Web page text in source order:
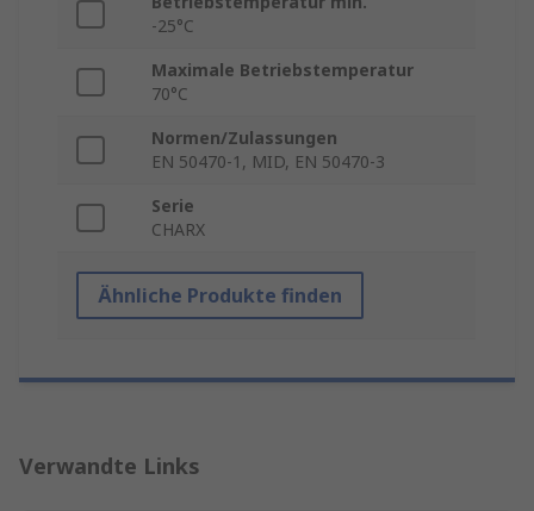
-25°C
Maximale Betriebstemperatur
70°C
Normen/Zulassungen
EN 50470-1, MID, EN 50470-3
Serie
CHARX
Ähnliche Produkte finden
Verwandte Links